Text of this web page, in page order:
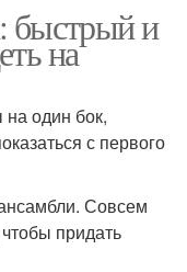
быстрый и
на
один бок,
с первого
Совсем
придать